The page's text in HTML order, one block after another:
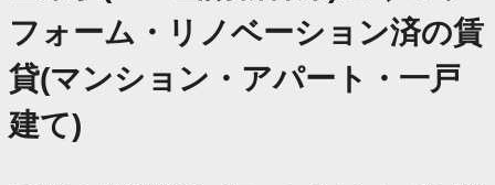
フォーム・リノベーション済の賃
貸(マンション・アパート・一戸
建て)